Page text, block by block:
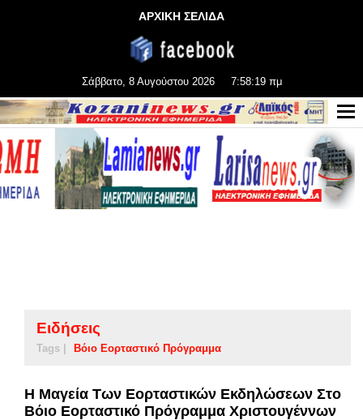
ΑΡΧΙΚΗ ΣΕΛΙΔΑ
Σάββατο, 8 Αυγούστου 2026 7:58:21 πμ
Ειδήσεις
Tags | Βόιο Εορταστικό Πρόγραμμα
Η Μαγεία Των Εορταστικών Εκδηλώσεων Στο
Βόιο Εορταστικό Πρόγραμμα Χριστουγέννων